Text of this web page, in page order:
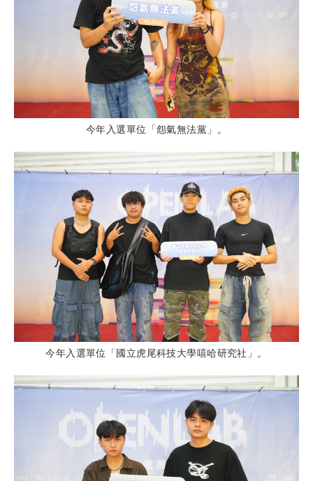
今年入選單位「怨氣無法黨」。
今年入選單位「國立虎尾科技大學嘻哈研究社」。